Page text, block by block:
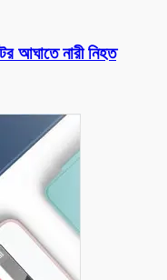
আঘাতে নারী নিহত